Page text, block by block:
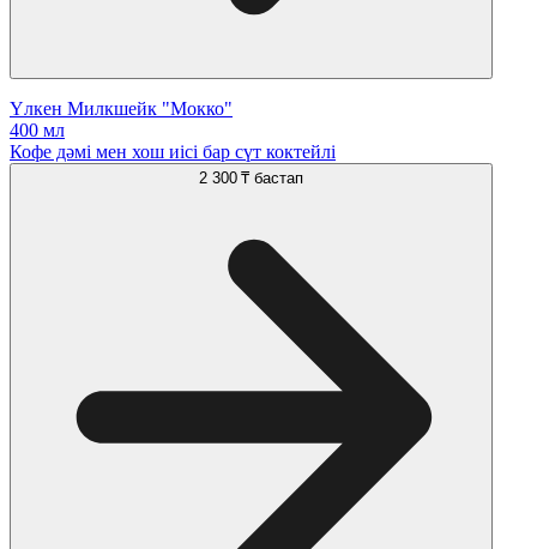
Үлкен Милкшейк "Мокко"
400 мл
Кофе дәмі мен хош иісі бар сүт коктейлі
2 300 ₸ бастап